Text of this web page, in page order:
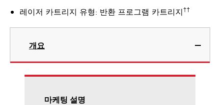
레이저 카트리지 유형: 반환 프로그램 카트리지††
개요
마케팅 설명